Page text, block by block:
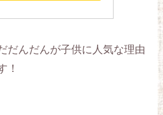
だんだんが子供に人気な理由
！